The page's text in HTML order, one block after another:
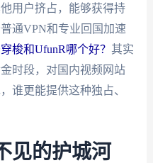
用户挤占，能够获得持
通VPN和专业回国加速
穿梭和UfunR哪个好？ 其实
时段，对国内视频网站
谁更能提供这种独占、
见的护城河